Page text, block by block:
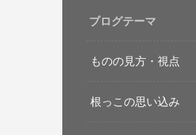
ブログテーマ
ものの見方・視点
根っこの思い込み